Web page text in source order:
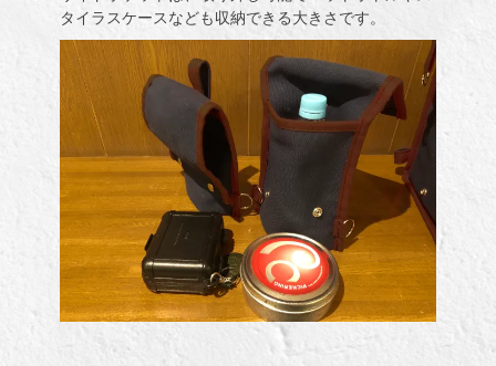
タイラスケースなども収納できる大きさです。